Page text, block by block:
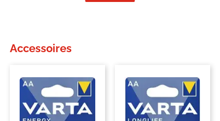
Vendorcode
Accessoires